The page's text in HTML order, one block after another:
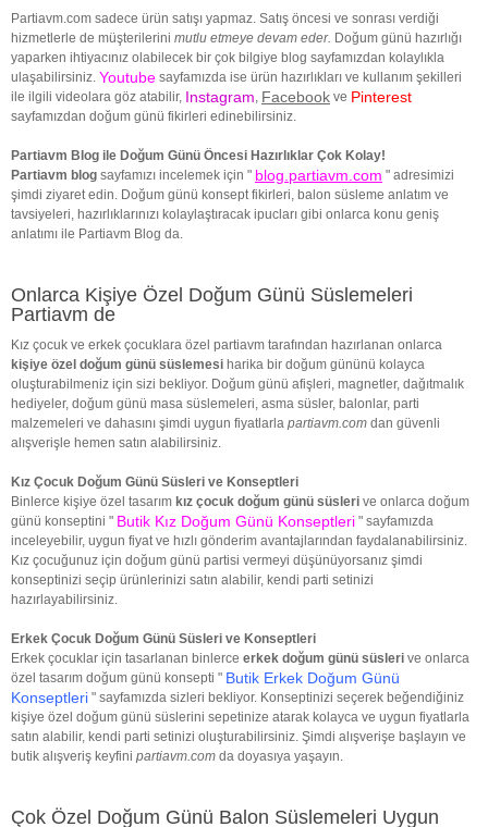
Partiavm.com sadece ürün satışı yapmaz. Satış öncesi ve sonrası verdiği
hizmetlerle de müşterilerini mutlu etmeye devam eder. Doğum günü hazırlığı
yaparken ihtiyacınız olabilecek bir çok bilgiye blog sayfamızdan kolaylıkla
ulaşabilirsiniz. Youtube sayfamızda ise ürün hazırlıkları ve kullanım şekilleri
ile ilgili videolara göz atabilir, Instagram, Facebook ve Pinterest
sayfamızdan doğum günü fikirleri edinebilirsiniz.
Partiavm Blog ile Doğum Günü Öncesi Hazırlıklar Çok Kolay!
Partiavm blog sayfamızı incelemek için " blog.partiavm.com " adresimizi
şimdi ziyaret edin. Doğum günü konsept fikirleri, balon süsleme anlatım ve
tavsiyeleri, hazırlıklarınızı kolaylaştıracak ipucları gibi onlarca konu geniş
anlatımı ile Partiavm Blog da.
Onlarca Kişiye Özel Doğum Günü Süslemeleri
Partiavm de
Kız çocuk ve erkek çocuklara özel partiavm tarafından hazırlanan onlarca
kişiye özel doğum günü süslemesi harika bir doğum gününü kolayca
oluşturabilmeniz için sizi bekliyor. Doğum günü afişleri, magnetler, dağıtmalık
hediyeler, doğum günü masa süslemeleri, asma süsler, balonlar, parti
malzemeleri ve dahasını şimdi uygun fiyatlarla partiavm.com dan güvenli
alışverişle hemen satın alabilirsiniz.
Kız Çocuk Doğum Günü Süsleri ve Konseptleri
Binlerce kişiye özel tasarım kız çocuk doğum günü süsleri ve onlarca doğum
günü konseptini " Butik Kız Doğum Günü Konseptleri " sayfamızda
inceleyebilir, uygun fiyat ve hızlı gönderim avantajlarından faydalanabilirsiniz.
Kız çocuğunuz için doğum günü partisi vermeyi düşünüyorsanız şimdi
konseptinizi seçip ürünlerinizi satın alabilir, kendi parti setinizi
hazırlayabilirsiniz.
Erkek Çocuk Doğum Günü Süsleri ve Konseptleri
Erkek çocuklar için tasarlanan binlerce erkek doğum günü süsleri ve onlarca
özel tasarım doğum günü konsepti " Butik Erkek Doğum Günü
Konseptleri " sayfamızda sizleri bekliyor. Konseptinizi seçerek beğendiğiniz
kişiye özel doğum günü süslerini sepetinize atarak kolayca ve uygun fiyatlarla
satın alabilir, kendi parti setinizi oluşturabilirsiniz. Şimdi alışverişe başlayın ve
butik alışveriş keyfini partiavm.com da doyasıya yaşayın.
Çok Özel Doğum Günü Balon Süslemeleri Uygun